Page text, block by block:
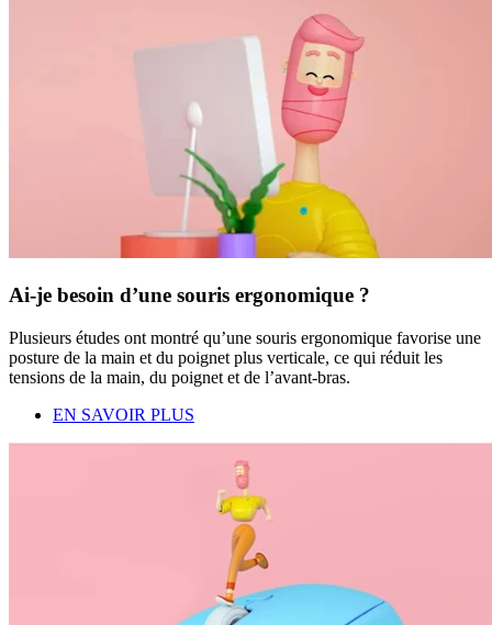
Ai-je besoin d’une souris ergonomique ?
Plusieurs études ont montré qu’une souris ergonomique favorise une
posture de la main et du poignet plus verticale, ce qui réduit les
tensions de la main, du poignet et de l’avant-bras.
EN SAVOIR PLUS